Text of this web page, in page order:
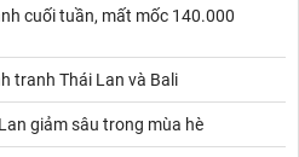
cuối tuần, mất mốc 140.000
tranh Thái Lan và Bali
giảm sâu trong mùa hè